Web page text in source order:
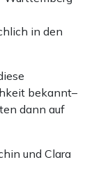
in den
bekannt–
dann auf
und Clara